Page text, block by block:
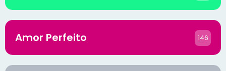
Amor Perfeito 146